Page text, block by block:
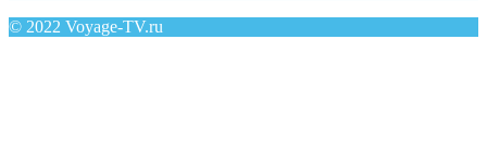
© 2022 Voyage-TV.ru